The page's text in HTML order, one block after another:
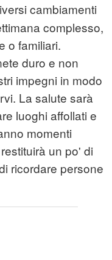
cambiamenti
complesso,
o familiari.
duro e non
impegni in modo
La salute sarà
luoghi affollati e
momenti
un po' di
ricordare persone